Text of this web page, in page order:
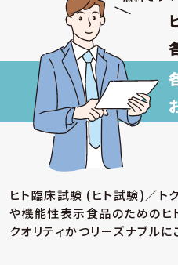
ヒト臨床試験 (ヒト試験)／
や機能性表示食品のためのヒ
クオリティかつリーズナブルに